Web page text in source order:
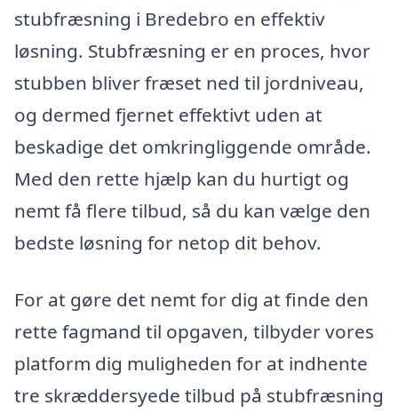
stubfræsning i Bredebro en effektiv
løsning. Stubfræsning er en proces, hvor
stubben bliver fræset ned til jordniveau,
og dermed fjernet effektivt uden at
beskadige det omkringliggende område.
Med den rette hjælp kan du hurtigt og
nemt få flere tilbud, så du kan vælge den
bedste løsning for netop dit behov.
For at gøre det nemt for dig at finde den
rette fagmand til opgaven, tilbyder vores
platform dig muligheden for at indhente
tre skræddersyede tilbud på stubfræsning